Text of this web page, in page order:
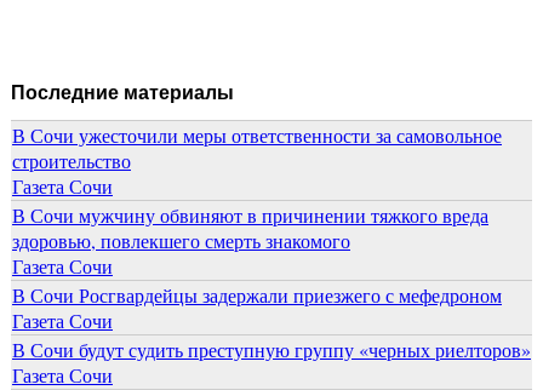
Последние материалы
В Сочи ужесточили меры ответственности за самовольное
строительство
Газета Сочи
В Сочи мужчину обвиняют в причинении тяжкого вреда
здоровью, повлекшего смерть знакомого
Газета Сочи
В Сочи Росгвардейцы задержали приезжего с мефедроном
Газета Сочи
В Сочи будут судить преступную группу «черных риелторов»
Газета Сочи